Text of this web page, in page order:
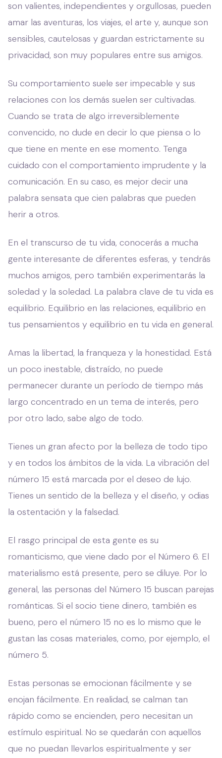
son valientes, independientes y orgullosas, pueden
amar las aventuras, los viajes, el arte y, aunque son
sensibles, cautelosas y guardan estrictamente su
privacidad, son muy populares entre sus amigos.
Su comportamiento suele ser impecable y sus
relaciones con los demás suelen ser cultivadas.
Cuando se trata de algo irreversiblemente
convencido, no dude en decir lo que piensa o lo
que tiene en mente en ese momento. Tenga
cuidado con el comportamiento imprudente y la
comunicación. En su caso, es mejor decir una
palabra sensata que cien palabras que pueden
herir a otros.
En el transcurso de tu vida, conocerás a mucha
gente interesante de diferentes esferas, y tendrás
muchos amigos, pero también experimentarás la
soledad y la soledad. La palabra clave de tu vida es
equilibrio. Equilibrio en las relaciones, equilibrio en
tus pensamientos y equilibrio en tu vida en general.
Amas la libertad, la franqueza y la honestidad. Está
un poco inestable, distraído, no puede
permanecer durante un período de tiempo más
largo concentrado en un tema de interés, pero
por otro lado, sabe algo de todo.
Tienes un gran afecto por la belleza de todo tipo
y en todos los ámbitos de la vida. La vibración del
número 15 está marcada por el deseo de lujo.
Tienes un sentido de la belleza y el diseño, y odias
la ostentación y la falsedad.
El rasgo principal de esta gente es su
romanticismo, que viene dado por el Número 6. El
materialismo está presente, pero se diluye. Por lo
general, las personas del Número 15 buscan parejas
románticas. Si el socio tiene dinero, también es
bueno, pero el número 15 no es lo mismo que le
gustan las cosas materiales, como, por ejemplo, el
número 5.
Estas personas se emocionan fácilmente y se
enojan fácilmente. En realidad, se calman tan
rápido como se encienden, pero necesitan un
estímulo espiritual. No se quedarán con aquellos
que no puedan llevarlos espiritualmente y ser